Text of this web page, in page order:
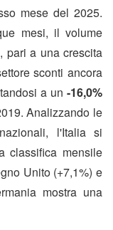
mese del 2025.
mesi, il volume
, pari a una crescita
sconti ancora
a un -16,0%
Analizzando le
l'Italia si
classifica mensile
Unito (+7,1%) e
mostra una